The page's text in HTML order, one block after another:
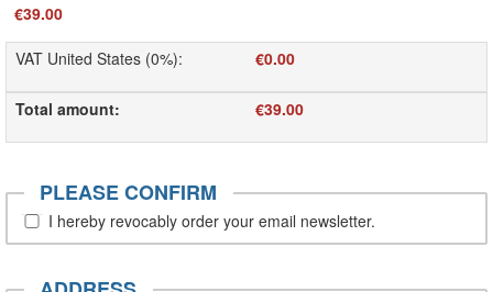
€39.00
VAT United States (0%): €0.00
Total amount: €39.00
PLEASE CONFIRM
I hereby revocably order your email newsletter.